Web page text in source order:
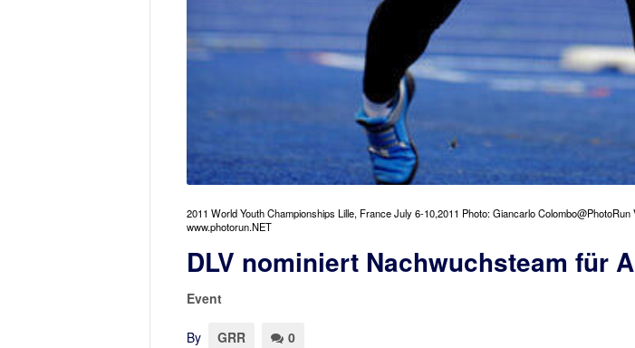
2011 World Youth Championships Lille, France July 6-10,2011 Photo: Giancarlo
www.photorun.NET
DLV nominiert Nachwuchsteam für
Event
By GRR 0